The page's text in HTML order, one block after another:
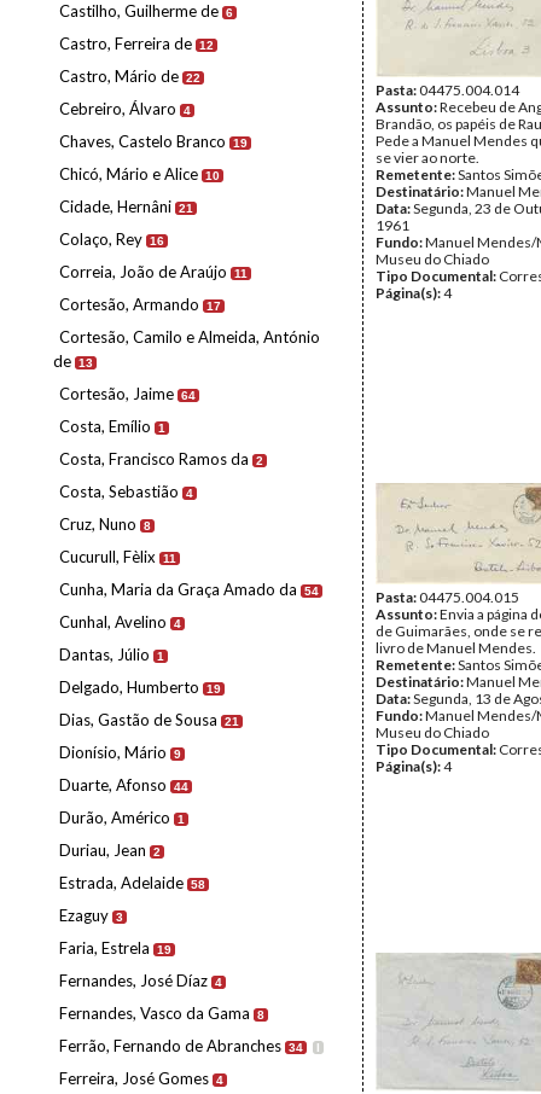
Castilho, Guilherme de 6
Castro, Ferreira de 12
Castro, Mário de 22
Cebreiro, Álvaro 4
Chaves, Castelo Branco 19
Chicó, Mário e Alice 10
Cidade, Hernâni 21
Colaço, Rey 16
Correia, João de Araújo 11
Cortesão, Armando 17
Cortesão, Camilo e Almeida, António
de 13
Cortesão, Jaime 64
Costa, Emílio 1
Costa, Francisco Ramos da 2
Costa, Sebastião 4
Cruz, Nuno 8
Cucurull, Fèlix 11
Cunha, Maria da Graça Amado da 54
Cunhal, Avelino 4
Dantas, Júlio 1
Delgado, Humberto 19
Dias, Gastão de Sousa 21
Dionísio, Mário 9
Duarte, Afonso 44
Durão, Américo 1
Duriau, Jean 2
Estrada, Adelaide 58
Ezaguy 3
Faria, Estrela 19
Fernandes, José Díaz 4
Fernandes, Vasco da Gama 8
Ferrão, Fernando de Abranches 34 I
Ferreira, José Gomes 4
Pasta:04475.004.014
Assunto:Recebeu de
Brandão, os papéis de
Pede a Manuel Mendes
se vier ao norte.
Remetente:Santos
Destinatário:Manuel
Data:Segunda, 23 de
1961
Fundo:Manuel Mendes/
Museu do Chiado
Tipo Documental:
Página(s):4
Pasta:04475.004.015
Assunto:Envia a página
de Guimarães, onde se
livro de Manuel Mendes.
Remetente:Santos
Destinatário:Manuel
Data:Segunda, 13 de
Fundo:Manuel Mendes/
Museu do Chiado
Tipo Documental:
Página(s):4